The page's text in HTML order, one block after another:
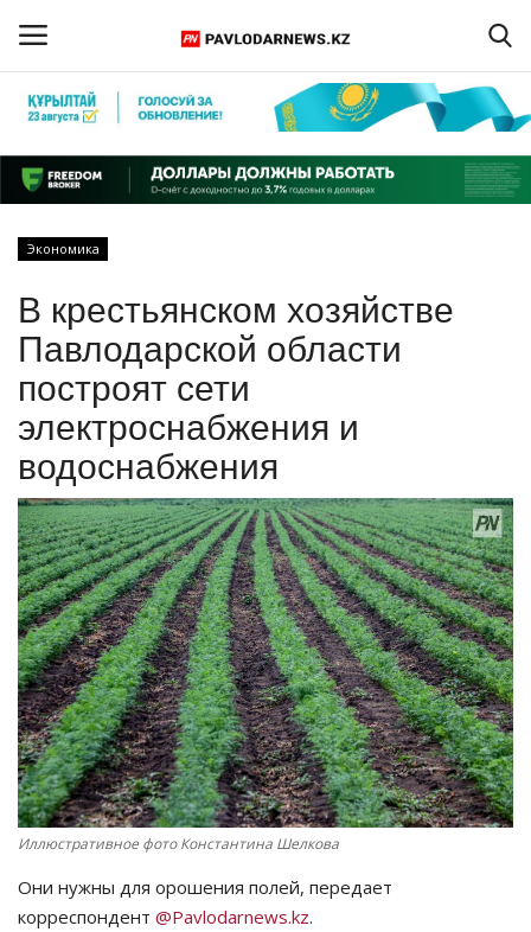
Регистрация
Главная
ПАВЛОДАРСКАЯ ОБЛАСТЬ
КАЗАХСТАН
СПЕЦПРОЕКТЫ
СПОРТ
Чек-лист
РАЗВЛЕЧЕНИЯ
OFFICIAL
Курултай
Язык
Қазақша Русский
Экономика
В крестьянском хозяйстве
Павлодарской области
построят сети
электроснабжения и
водоснабжения
Иллюстративное фото Константина Шелкова
Они нужны для орошения полей, передает
корреспондент @Pavlodarnews.kz.